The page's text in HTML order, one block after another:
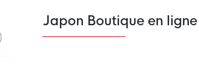
Japon Boutique en ligne